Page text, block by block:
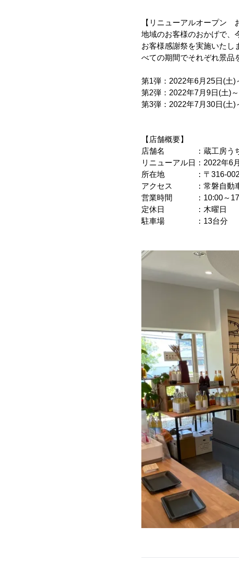
【リニューアルオープン
地域のお客様のおかげで、
お客様感謝祭を実施いたし
べての期間でそれぞれ景品
第1弾：2022年6月25日(土)
第2弾：2022年7月9日(土)
第3弾：2022年7月30日(土)
【店舗概要】
店舗名 ：蔵工房うち
リニューアル日：2022年6
所在地 ：〒316-0024
アクセス ：常磐自動車
営業時間 ：10:00～
定休日 ：木曜日
駐車場 ：13台分